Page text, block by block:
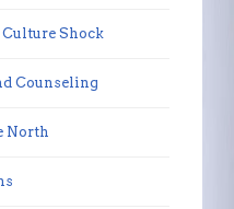
Shock
Counseling
North